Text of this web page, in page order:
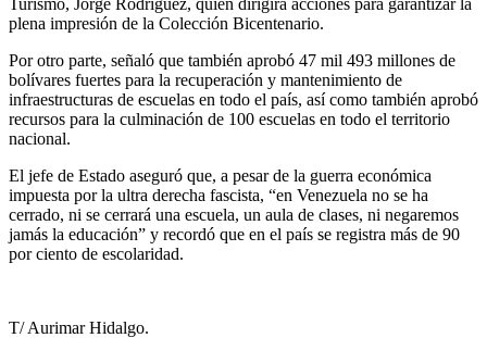
plena impresión de la Colección Bicentenario.
Por otro parte, señaló que también aprobó 47 mil 493 millones de
bolívares fuertes para la recuperación y mantenimiento de
infraestructuras de escuelas en todo el país, así como también aprobó
recursos para la culminación de 100 escuelas en todo el territorio
nacional.
El jefe de Estado aseguró que, a pesar de la guerra económica
impuesta por la ultra derecha fascista, “en Venezuela no se ha
cerrado, ni se cerrará una escuela, un aula de clases, ni negaremos
jamás la educación” y recordó que en el país se registra más de 90
por ciento de escolaridad.
T/ Aurimar Hidalgo.